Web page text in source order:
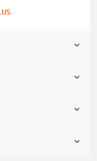
compatible
droite))